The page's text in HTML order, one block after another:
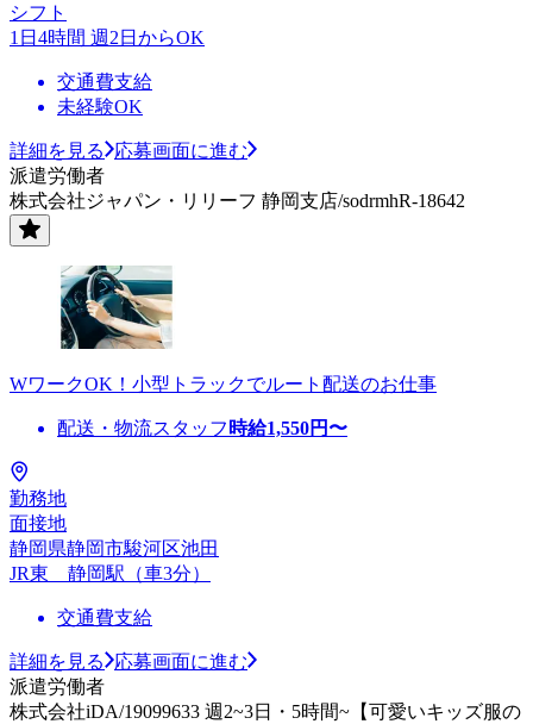
シフト
1日4時間 週2日からOK
交通費支給
未経験OK
詳細を見る
応募画面に進む
派遣労働者
株式会社ジャパン・リリーフ 静岡支店/sodrmhR-18642
WワークOK！小型トラックでルート配送のお仕事
配送・物流スタッフ 時給1,550円〜
勤務地
面接地
静岡県静岡市駿河区池田
JR東 静岡駅（車3分）
交通費支給
詳細を見る
応募画面に進む
派遣労働者
株式会社iDA/19099633 週2~3日・5時間~【可愛いキッズ服の